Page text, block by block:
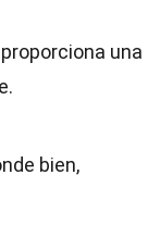
una
bien,